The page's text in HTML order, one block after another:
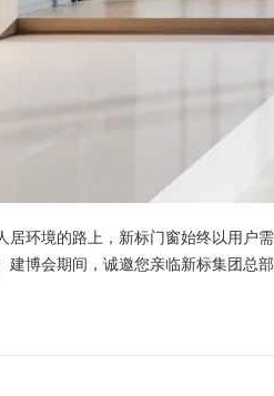
居环境的路上，新标门窗始终以用户
建博会期间，诚邀您亲临新标集团总